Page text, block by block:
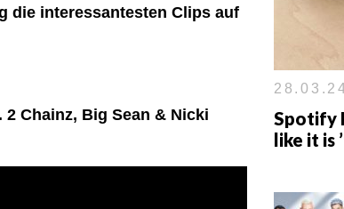
die interessantesten Clips auf
2 Chainz, Big Sean & Nicki
Spotify
like it is